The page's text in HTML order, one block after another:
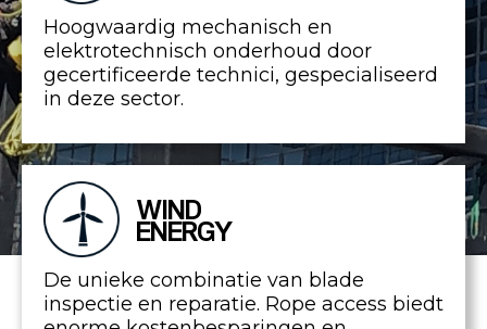
Hoogwaardig mechanisch en
elektrotechnisch onderhoud door
gecertificeerde technici, gespecialiseerd
in deze sector.
WIND
ENERGY
De unieke combinatie van blade
inspectie en reparatie. Rope access biedt